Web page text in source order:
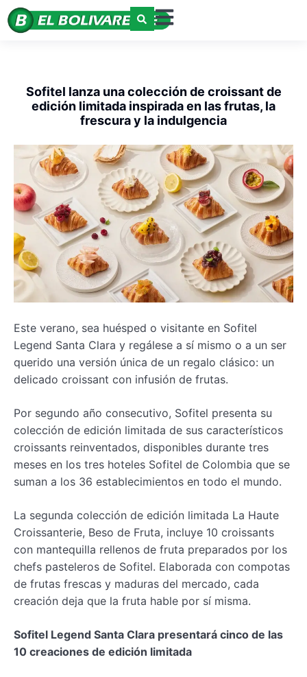
Sofitel lanza una colección de croissant de
edición limitada inspirada en las frutas, la
frescura y la indulgencia
Este verano, sea huésped o visitante en Sofitel
Legend Santa Clara y regálese a sí mismo o a un ser
querido una versión única de un regalo clásico: un
delicado croissant con infusión de frutas.
Por segundo año consecutivo, Sofitel presenta su
colección de edición limitada de sus característicos
croissants reinventados, disponibles durante tres
meses en los tres hoteles Sofitel de Colombia que se
suman a los 36 establecimientos en todo el mundo.
La segunda colección de edición limitada La Haute
Croissanterie, Beso de Fruta, incluye 10 croissants
con mantequilla rellenos de fruta preparados por los
chefs pasteleros de Sofitel. Elaborada con compotas
de frutas frescas y maduras del mercado, cada
creación deja que la fruta hable por sí misma.
Sofitel Legend Santa Clara presentará cinco de las
10 creaciones de edición limitada